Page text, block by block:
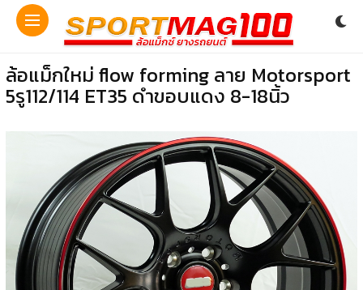
ล้อแม็กใหม่ flow forming ลาย Motorsport
5รู112/114 ET35 ดำขอบแดง 8-18นิ้ว